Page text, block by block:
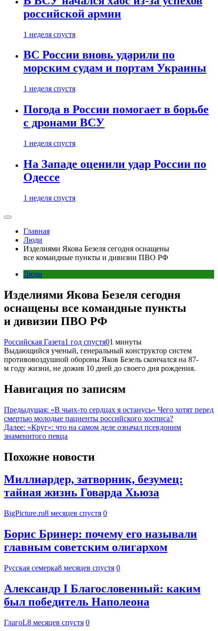
российской армии
1 неделя спустя
ВС России вновь ударили по
морским судам и портам Украины
1 неделя спустя
Погода в России помогает в борьбе
с дронами ВСУ
1 неделя спустя
На Западе оценили удар России по
Одессе
1 неделя спустя
Главная
Люди
Изделиями Якова Безеля сегодня оснащены
все командные пункты и дивизии ПВО РФ
Люди
Изделиями Якова Безеля сегодня
оснащены все командные пункты
и дивизии ПВО РФ
Российская Газета1 год спустя01 минуты
Выдающийся ученый, генеральный конструктор систем
противовоздушной обороны Яков Безель скончался на 87-
м году жизни, не дожив 10 дней до своего дня рождения.
Навигация по записям
Предыдущая: «В чьих-то сердцах я останусь» Чего хотят перед
смертью молодые пациенты российского хосписа?
Далее: «Круг»: что на самом деле означал псевдоним
знаменитого певца
Похожие новости
Миллиардер, затворник, безумец:
тайная жизнь Говарда Хьюза
BigPicture.ru8 месяцев спустя 0
Борис Бринер: почему его называли
главным советским олигархом
Русская семерка8 месяцев спустя 0
Александр I Благословенный: каким
был победитель Наполеона
ГлагоL8 месяцев спустя 0